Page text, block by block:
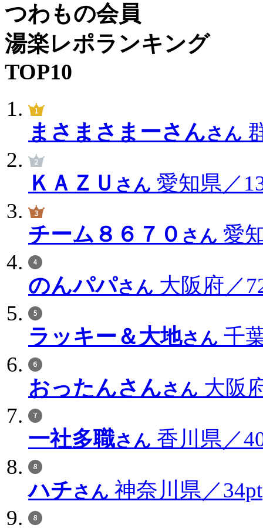
つわもの会員
湯楽レポランキング
TOP10
まさまさまーさんさん
ＫＡＺＵ さん 愛知県／
チーム８６７０ さん 愛
のんパパさん 大阪府／
ラッキー＆大地さん 千
おったんさんさん 大阪
一社多職さん 香川県／
ハチさん 神奈川県／34pt